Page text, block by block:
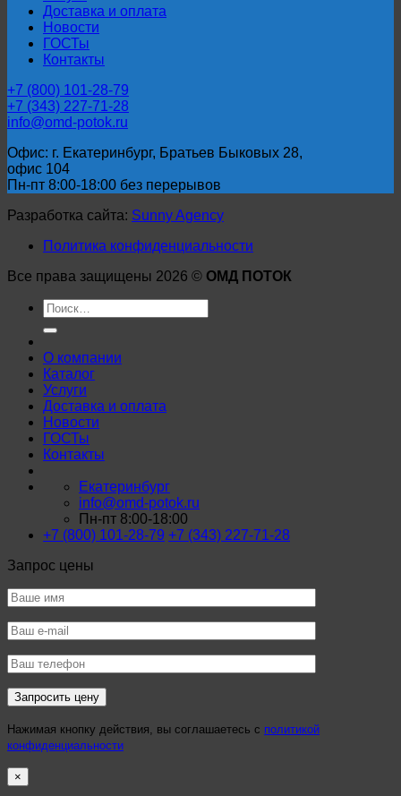
Доставка и оплата
Новости
ГОСТы
Контакты
+7 (800) 101-28-79
+7 (343) 227-71-28
info@omd-potok.ru
Офис: г. Екатеринбург, Братьев Быковых 28,
офис 104
Пн-пт 8:00-18:00 без перерывов
Разработка сайта: Sunny Agency
Политика конфиденциальности
Все права защищены 2026 © ОМД ПОТОК
Искать:
О компании
Каталог
Услуги
Доставка и оплата
Новости
ГОСТы
Контакты
Екатеринбург
info@omd-potok.ru
Пн-пт 8:00-18:00
+7 (800) 101-28-79 +7 (343) 227-71-28
Запрос цены
Нажимая кнопку действия, вы соглашаетесь с политикой
конфиденциальности
×